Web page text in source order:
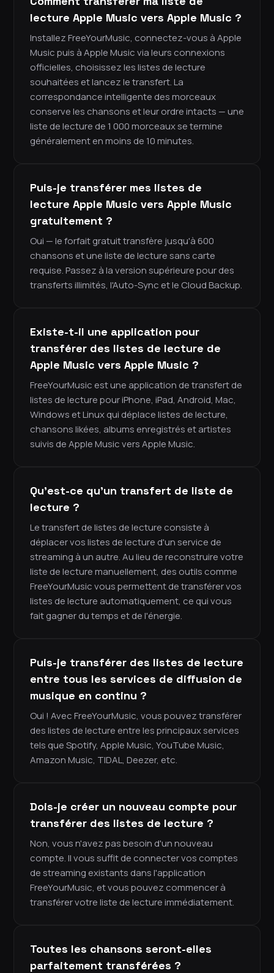
lecture Apple Music vers Apple Music ?
Installez FreeYourMusic, connectez-vous à Apple
Music puis à Apple Music via leurs connexions
officielles, choisissez les listes de lecture
souhaitées et lancez le transfert. La
correspondance intelligente des morceaux
conserve les chansons et leur ordre intacts — une
liste de lecture de 1 000 morceaux se termine
généralement en moins de 10 minutes.
Puis-je transférer mes listes de
lecture Apple Music vers Apple Music
gratuitement ?
Oui — le forfait gratuit transfère jusqu'à 600
chansons et une liste de lecture sans carte
requise. Passez à la version supérieure pour des
transferts illimités, l'Auto-Sync et le Cloud Backup.
Existe-t-il une application pour
transférer des listes de lecture de
Apple Music vers Apple Music ?
FreeYourMusic est une application de transfert de
listes de lecture pour iPhone, iPad, Android, Mac,
Windows et Linux qui déplace listes de lecture,
chansons likées, albums enregistrés et artistes
suivis de Apple Music vers Apple Music.
Qu'est-ce qu'un transfert de liste de
lecture ?
Le transfert de listes de lecture consiste à
déplacer vos listes de lecture d'un service de
streaming à un autre. Au lieu de reconstruire votre
liste de lecture manuellement, des outils comme
FreeYourMusic vous permettent de transférer vos
listes de lecture automatiquement, ce qui vous
fait gagner du temps et de l'énergie.
Puis-je transférer des listes de lecture
entre tous les services de diffusion de
musique en continu ?
Oui ! Avec FreeYourMusic, vous pouvez transférer
des listes de lecture entre les principaux services
tels que Spotify, Apple Music, YouTube Music,
Amazon Music, TIDAL, Deezer, etc.
Dois-je créer un nouveau compte pour
transférer des listes de lecture ?
Non, vous n'avez pas besoin d'un nouveau
compte. Il vous suffit de connecter vos comptes
de streaming existants dans l'application
FreeYourMusic, et vous pouvez commencer à
transférer votre liste de lecture immédiatement.
Toutes les chansons seront-elles
parfaitement transférées ?